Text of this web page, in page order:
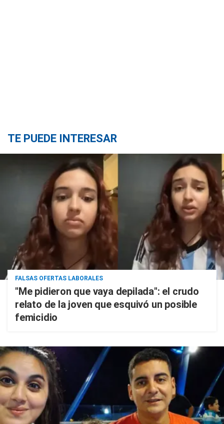
TE PUEDE INTERESAR
FALSAS OFERTAS LABORALES
"Me pidieron que vaya depilada": el crudo
relato de la joven que esquivó un posible
femicidio